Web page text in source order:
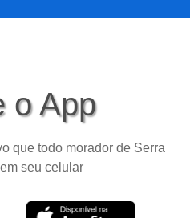
o App
que todo morador de Serra
seu celular